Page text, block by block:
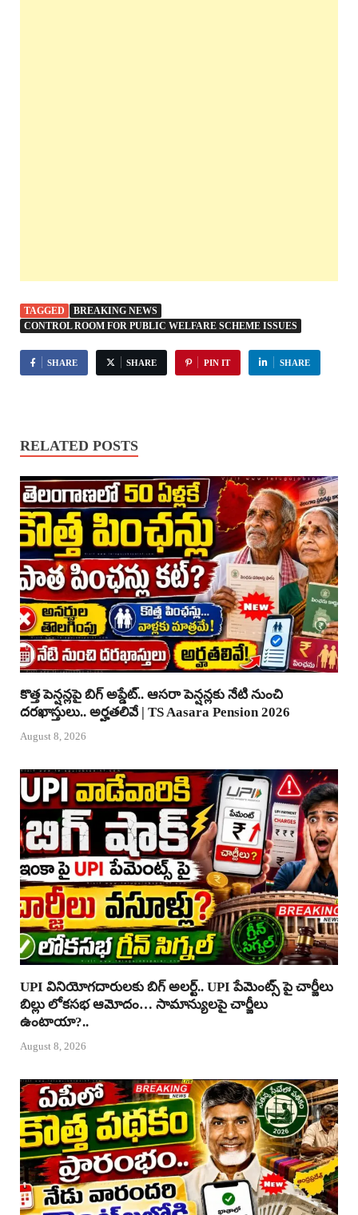
TAGGED
BREAKING NEWS
CONTROL ROOM FOR PUBLIC WELFARE SCHEME ISSUES
SHARE SHARE PIN IT SHARE
RELATED POSTS
కొత్త పెన్షన్లపై బిగ్ అప్డేట్.. ఆసరా పెన్షన్లకు నేటి నుంచి
దరఖాస్తులు.. అర్హతలివే | TS Aasara Pension 2026
August 8, 2026
UPI వినియోగదారులకు బిగ్ అలర్ట్.. UPI పేమెంట్స్ పై చార్జీలు
బిల్లు లోకసభ ఆమోదం… సామాన్యులపై చార్జీలు
ఉంటాయా?..
August 8, 2026